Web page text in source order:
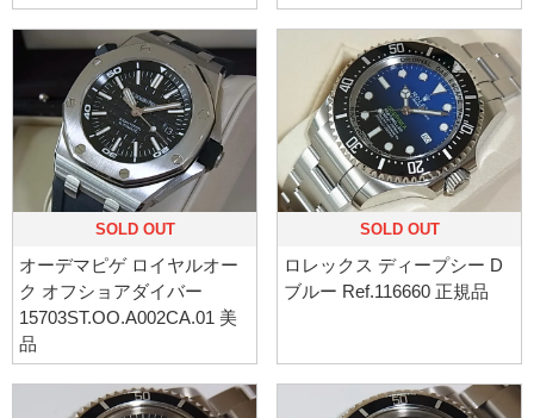
SOLD OUT
オーデマピゲ ロイヤルオー
ク オフショアダイバー
15703ST.OO.A002CA.01 美
品
SOLD OUT
ロレックス ディープシー D
ブルー Ref.116660 正規品